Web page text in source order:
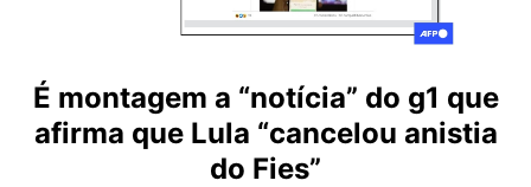
É montagem a “notícia” do g1 que
afirma que Lula “cancelou anistia
do Fies”